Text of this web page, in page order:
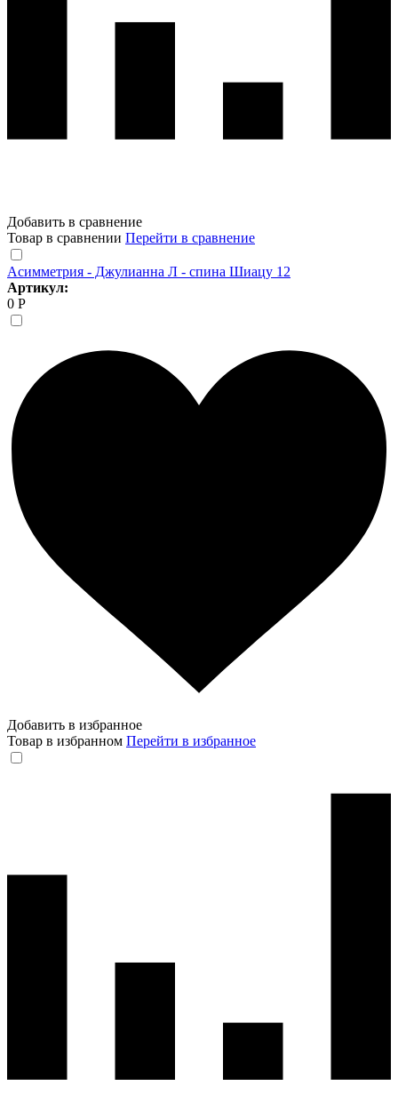
Добавить в сравнение
Товар в сравнении Перейти в сравнение
Асимметрия - Джулианна Л - спина Шиацу 12
Артикул:
0 Р
Добавить в избранное
Товар в избранном Перейти в избранное